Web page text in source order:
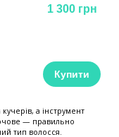
1 300 грн
Купити
а інструмент
— правильно
тип волосся.